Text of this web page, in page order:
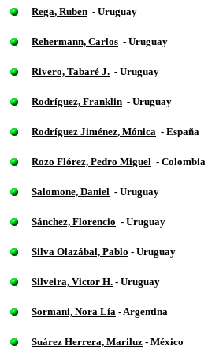
Rega, Ruben - Uruguay
Rehermann, Carlos - Uruguay
Rivero, Tabaré J. - Uruguay
Rodríguez, Franklin - Uruguay
Rodríguez Jiménez, Mónica - España
Rozo Flórez, Pedro Miguel - Colombia
Salomone, Daniel - Uruguay
Sánchez, Florencio - Uruguay
Silva Olazábal, Pablo - Uruguay
Silveira, Victor H. - Uruguay
Sormani, Nora Lía - Argentina
Suárez Herrera, Mariluz - México